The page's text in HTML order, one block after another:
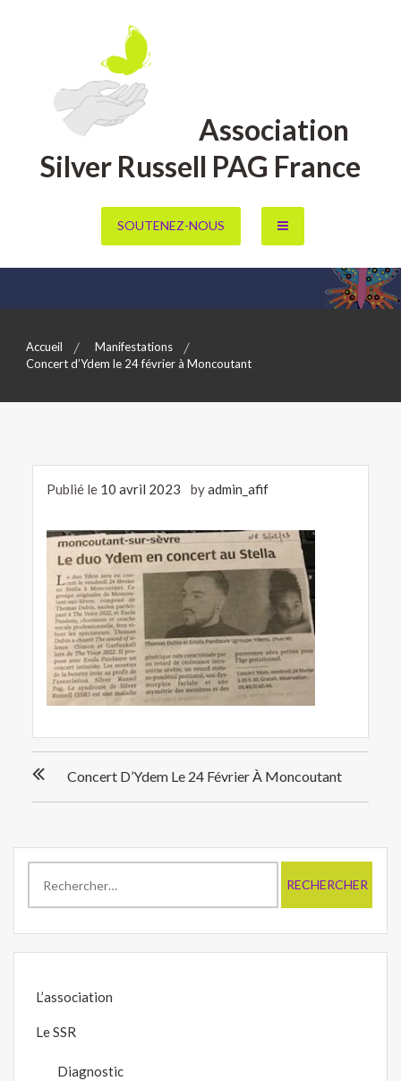
Association
Silver Russell PAG France
SOUTENEZ-NOUS
Accueil
Manifestations
Concert d’Ydem le 24 février à Moncoutant
Publié le 10 avril 2023 byadmin_afif
de
l’article
Concert D’Ydem Le 24 Février À Moncoutant
L’association
Le SSR
Diagnostic